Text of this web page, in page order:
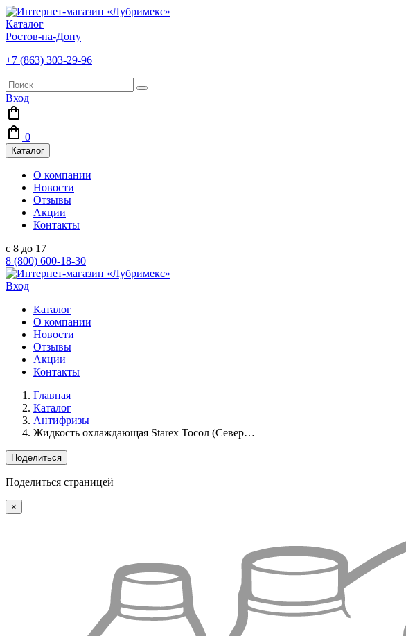
Каталог
Ростов-на-Дону
+7 (863) 303-29-96
Вход
0
Каталог
О компании
Новости
Отзывы
Акции
Контакты
с 8 до 17
8 (800) 600-18-30
Вход
Каталог
О компании
Новости
Отзывы
Акции
Контакты
Главная
Каталог
Антифризы
Жидкость охлаждающая Starex Тосол (Север…
Поделиться
Поделиться страницей
×